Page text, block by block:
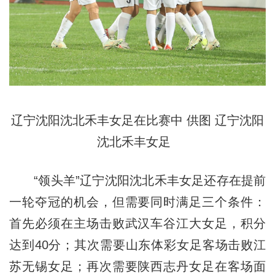
辽宁沈阳沈北禾丰女足在比赛中 供图 辽宁沈阳
沈北禾丰女足
“领头羊”辽宁沈阳沈北禾丰女足还存在提前
一轮夺冠的机会，但需要同时满足三个条件：
首先必须在主场击败武汉车谷江大女足，积分
达到40分；其次需要山东体彩女足客场击败江
苏无锡女足；再次需要陕西志丹女足在客场面